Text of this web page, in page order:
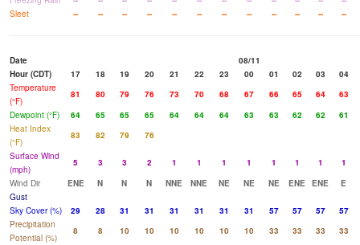
Sleet
-- -- -- -- -- -- -- -- -- -- -- --
Date
08/11
Hour (CDT)
17 18 19 20 21 22 23 00 01 02 03
04
Temperature
(°F)
81 80 79 76 73 70 68 67 66 65 64
63
Dewpoint (°F)
64 65 65 65 64 64 64 63 63 62 62
61
Heat Index
(°F)
83 82 79
76
Surface Wind
(mph)
5 3 3 2 1 1 1 1 1 1 1
1
Wind Dir
ENE N N N NNE NNE NE NE NE ENE ENE
E
Gust
Sky Cover (%)
29 28 31 31 31 31 31 31 57 57 57
57
Precipitation
Potential (%)
8 8 10 10 10 10 10 10 33 33 33
33